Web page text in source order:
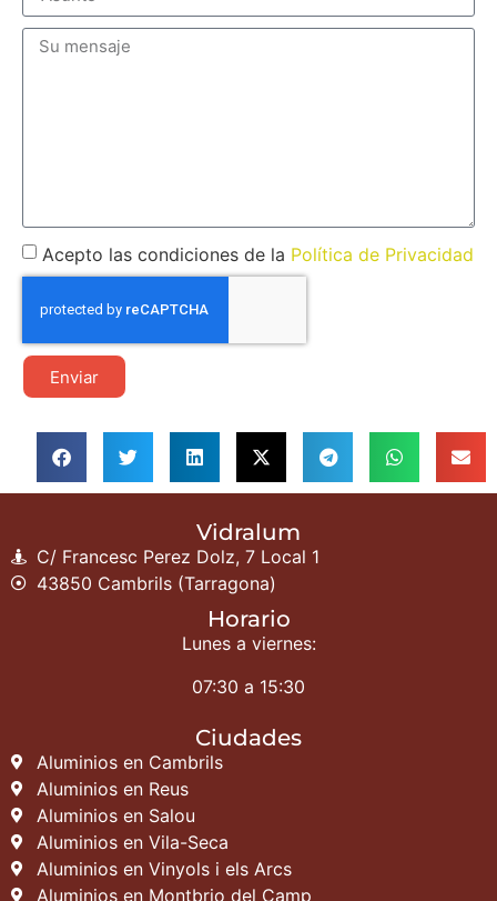
Acepto las condiciones de la Política de Privacidad
Enviar
Vidralum
C/ Francesc Perez Dolz, 7 Local 1
43850 Cambrils (Tarragona)
Horario
Lunes a viernes:
07:30 a 15:30
Ciudades
Aluminios en Cambrils
Aluminios en Reus
Aluminios en Salou
Aluminios en Vila-Seca
Aluminios en Vinyols i els Arcs
Aluminios en Montbrio del Camp